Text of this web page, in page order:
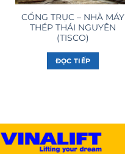
CỔNG TRỤC – NHÀ MÁY
THÉP THÁI NGUYÊN
(TISCO)
ĐỌC TIẾP